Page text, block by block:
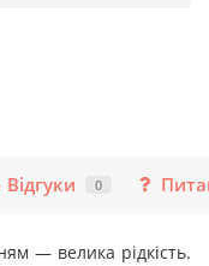
Відгуки 0
— велика рідкість.